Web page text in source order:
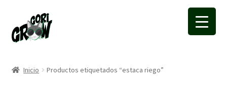
a
la
a
la
Inicio Productos etiquetados “estaca riego”